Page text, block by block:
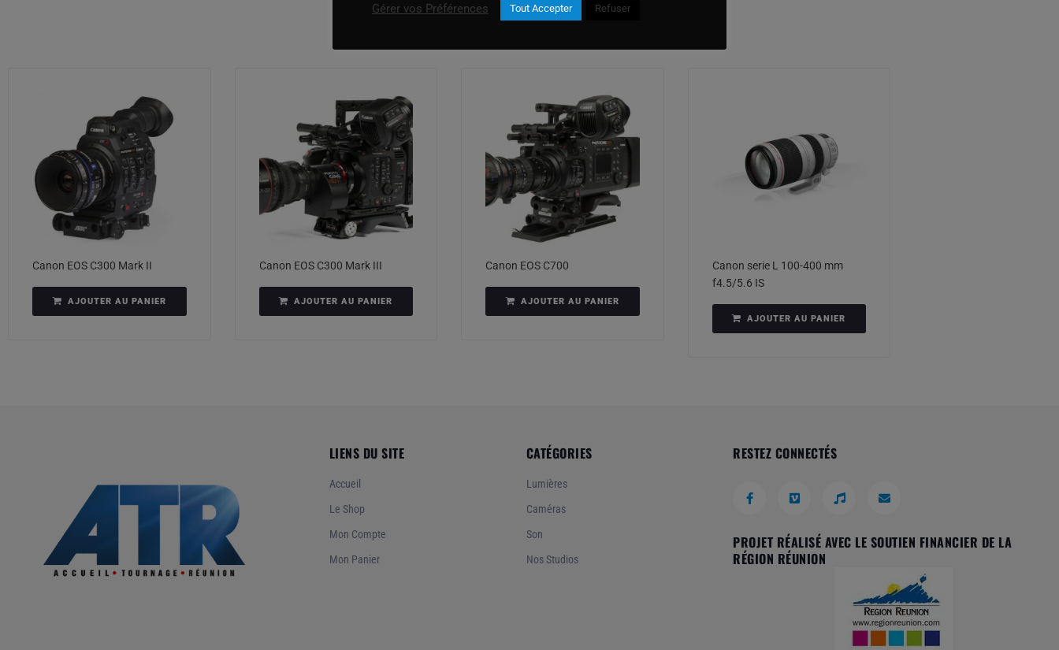
Canon EOS C300 Mark II
AJOUTER AU PANIER
Canon EOS C300 Mark III
AJOUTER AU PANIER
Canon EOS C700
AJOUTER AU PANIER
Canon serie L 100-400 mm
f4.5/5.6 IS
AJOUTER AU PANIER
LIENS DU SITE
Accueil
Le Shop
Mon Compte
Mon Panier
CATÉGORIES
Lumières
Caméras
Son
Nos Studios
RESTEZ CONNECTÉS
PROJET RÉALISÉ AVEC LE SOUTIEN FINANCIER DE LA
RÉGION RÉUNION
Gérer vos Préférences Tout Accepter Refuser